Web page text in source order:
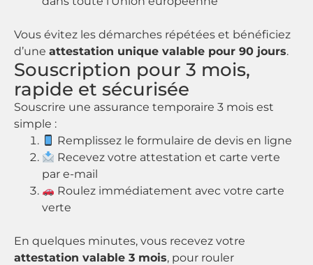
Vous évitez les démarches répétées et bénéficiez
d’une attestation unique valable pour 90 jours.
Souscription pour 3 mois,
rapide et sécurisée
Souscrire une assurance temporaire 3 mois est
simple :
Remplissez le formulaire de devis en ligne
Recevez votre attestation et carte verte
par e-mail
Roulez immédiatement avec votre carte
verte
En quelques minutes, vous recevez votre
attestation valable 3 mois, pour rouler